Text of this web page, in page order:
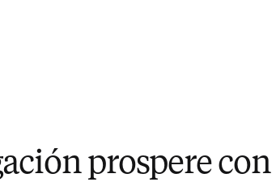
prospere